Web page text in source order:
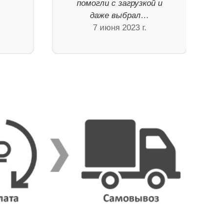
помогли с загрузкой и
даже выбрал…
7 июня 2023 г.